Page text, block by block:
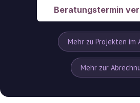
Beratungstermin
Mehr zu Projekten im
Mehr zur